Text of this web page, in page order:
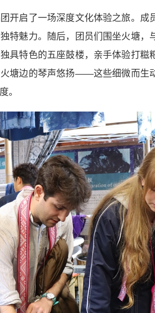
启了一场深度文化体验之旅。成
特魅力。随后，团员们围坐火塘，
具特色的五座鼓楼，亲手体验打糍
塘边的琴声悠扬——这些细微而生
。